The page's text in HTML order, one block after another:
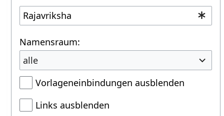
Namensraum:
alle
Vorlageneinbindungen ausblenden
Links ausblenden